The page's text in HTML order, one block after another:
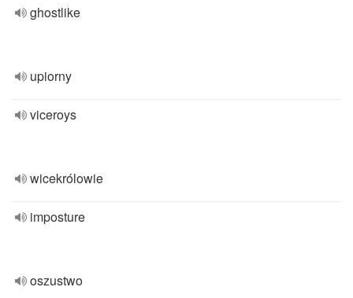
ghostlike
upiorny
viceroys
wicekrólowie
imposture
oszustwo